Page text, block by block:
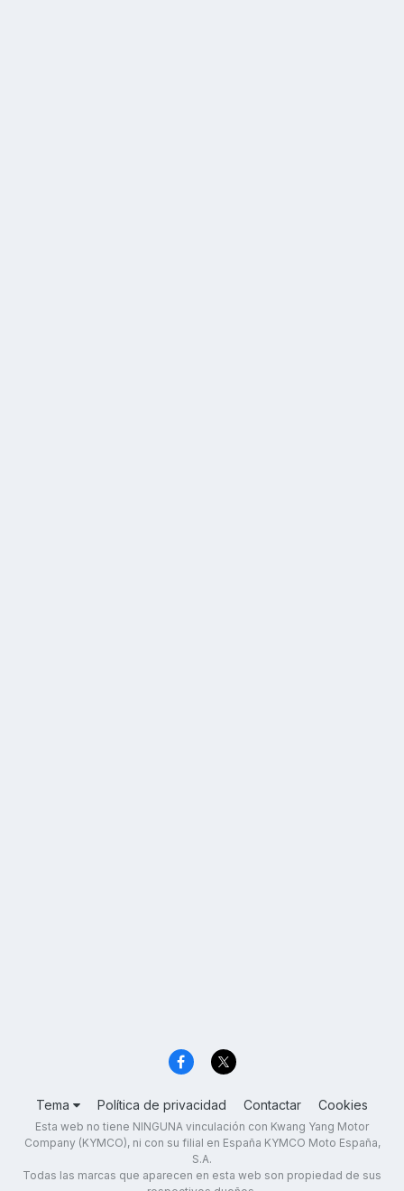
Tema Política de privacidad Contactar Cookies
Esta web no tiene NINGUNA vinculación con Kwang Yang Motor
Company (KYMCO), ni con su filial en España KYMCO Moto España,
S.A.
Todas las marcas que aparecen en esta web son propiedad de sus